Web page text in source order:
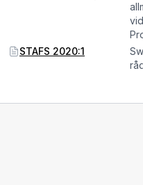
STAFS 2020:1